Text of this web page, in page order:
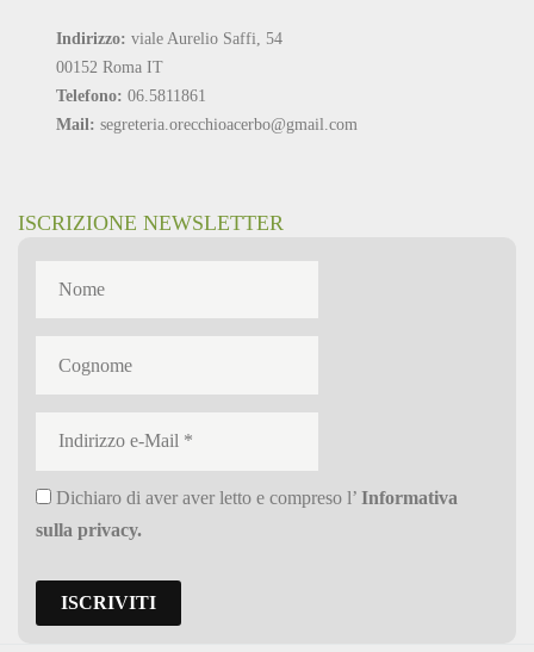
Indirizzo: viale Aurelio Saffi, 54
00152 Roma IT
Telefono: 06.5811861
Mail: segreteria.orecchioacerbo@gmail.com
ISCRIZIONE NEWSLETTER
Dichiaro di aver aver letto e compreso l’ Informativa
sulla privacy.